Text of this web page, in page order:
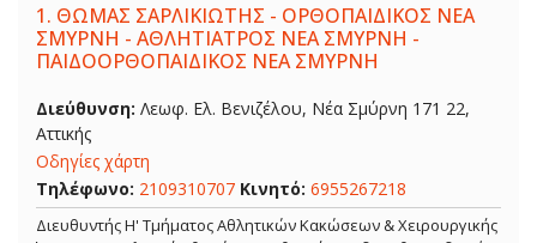
1. ΘΩΜΑΣ ΣΑΡΛΙΚΙΩΤΗΣ - ΟΡΘΟΠΑΙΔΙΚΟΣ ΝΕΑ
ΣΜΥΡΝΗ - ΑΘΛΗΤΙΑΤΡΟΣ ΝΕΑ ΣΜΥΡΝΗ -
ΠΑΙΔΟΟΡΘΟΠΑΙΔΙΚΟΣ ΝΕΑ ΣΜΥΡΝΗ
Διεύθυνση: Λεωφ. Ελ. Βενιζέλου, Νέα Σμύρνη 171 22,
Αττικής
Οδηγίες χάρτη
Τηλέφωνο: 2109310707 Κινητό: 6955267218
Διευθυντής Η' Τμήματος Αθλητικών Κακώσεων & Χειρουργικής